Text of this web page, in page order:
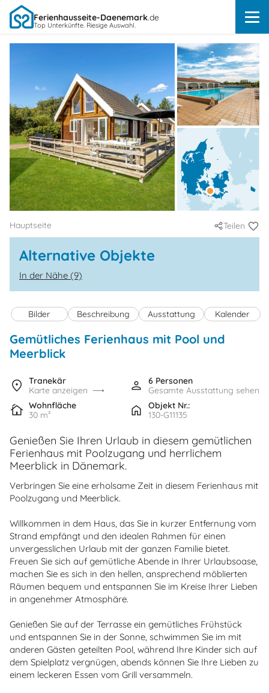
Ferienhausseite-Daenemark.de
Top Unterkünfte. Riesige Auswahl.
Hauptseite Teilen
Alternative Objekte
In der Nähe (9)
Bilder Beschreibung Ausstattung Kalender
Gemütliches Ferienhaus mit Pool und
Meerblick
Tranekär
Karte anzeigen
6 Personen
Gesamte Ausstattung sehen
Wohnfläche
30 m²
Objekt Nr.:
130-G11135
Genießen Sie Ihren Urlaub in diesem gemütlichen
Ferienhaus mit Poolzugang und herrlichem
Meerblick in Dänemark.
Verbringen Sie eine erholsame Zeit in diesem Ferienhaus mit
Poolzugang und Meerblick.
Willkommen in dem Haus, das Sie in kurzer Entfernung vom
Strand empfängt und den idealen Rahmen für einen
unvergesslichen Urlaub mit der ganzen Familie bietet.
Freuen Sie sich auf gemütliche Abende in Ihrer Urlaubsoase,
machen Sie es sich in den hellen, ansprechend möblierten
Räumen bequem und entspannen Sie im Kreise Ihrer Lieben
in angenehmer Atmosphäre.
Genießen Sie auf der Terrasse ein gemütliches Frühstück
und entspannen Sie in der Sonne, schwimmen Sie im mit
anderen Gästen geteilten Pool, während Ihre Kinder sich auf
dem Spielplatz vergnügen, abends können Sie Ihre Lieben zu
einem leckeren Essen vom Grill versammeln.